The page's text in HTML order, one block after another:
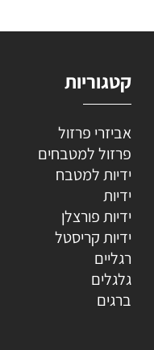
קטגוריות
אביזרי פרזול
פרזול למטבחים
ידיות למטבח
ידיות
ידיות פורצלן
ידיות קריסטל
רגליים
גלגלים
ברגים